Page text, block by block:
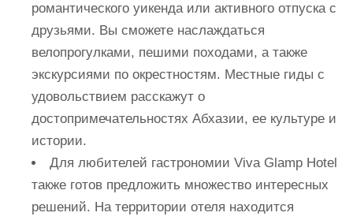
романтического уикенда или активного отпуска с
друзьями. Вы сможете наслаждаться
велопрогулками, пешими походами, а также
экскурсиями по окрестностям. Местные гиды с
удовольствием расскажут о
достопримечательностях Абхазии, ее культуре и
истории.
Для любителей гастрономии Viva Glamp Hotel
также готов предложить множество интересных
решений. На территории отеля находится